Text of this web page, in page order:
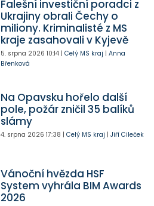
Falešní investiční poradci z
Ukrajiny obrali Čechy o
miliony. Kriminalisté z MS
kraje zasahovali v Kyjevě
5. srpna 2026 10:14| Celý MS kraj | Anna
Břenková
Na Opavsku hořelo další
pole, požár zničil 35 balíků
slámy
4. srpna 2026 17:38 | Celý MS kraj | Jiří Cileček
Vánoční hvězda HSF
System vyhrála BIM Awards
2026